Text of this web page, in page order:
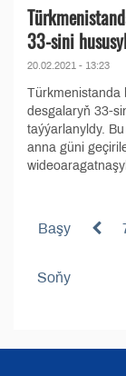
33-sini
20.02.2021 - 13:23
Türkmenistanda
desgalaryň 33-
taýýarlanyldy.
anna güni
Başy
Soňy